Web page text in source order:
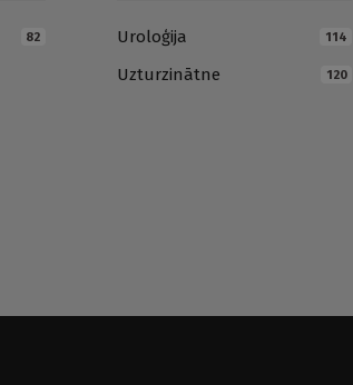
82 Uroloģija 114
Uzturzinātne 120